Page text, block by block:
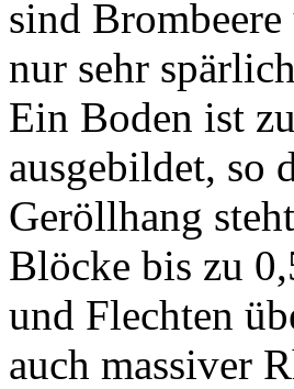
sind
nur sehr
Ein Boden ist
ausgebildet, so
Geröllhang
Blöcke bis zu
und Flechten
auch massiver